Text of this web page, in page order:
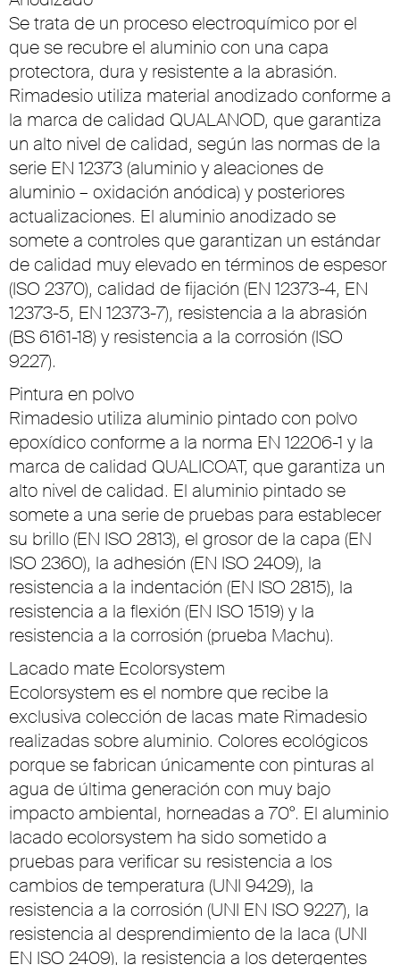
Se trata de un proceso electroquímico por el
que se recubre el aluminio con una capa
protectora, dura y resistente a la abrasión.
Rimadesio utiliza material anodizado conforme a
la marca de calidad QUALANOD, que garantiza
un alto nivel de calidad, según las normas de la
serie EN 12373 (aluminio y aleaciones de
aluminio – oxidación anódica) y posteriores
actualizaciones. El aluminio anodizado se
somete a controles que garantizan un estándar
de calidad muy elevado en términos de espesor
(ISO 2370), calidad de fijación (EN 12373-4, EN
12373-5, EN 12373-7), resistencia a la abrasión
(BS 6161-18) y resistencia a la corrosión (ISO
9227).
Pintura en polvo
Rimadesio utiliza aluminio pintado con polvo
epoxídico conforme a la norma EN 12206-1 y la
marca de calidad QUALICOAT, que garantiza un
alto nivel de calidad. El aluminio pintado se
somete a una serie de pruebas para establecer
su brillo (EN ISO 2813), el grosor de la capa (EN
ISO 2360), la adhesión (EN ISO 2409), la
resistencia a la indentación (EN ISO 2815), la
resistencia a la flexión (EN ISO 1519) y la
resistencia a la corrosión (prueba Machu).
Lacado mate Ecolorsystem
Ecolorsystem es el nombre que recibe la
exclusiva colección de lacas mate Rimadesio
realizadas sobre aluminio. Colores ecológicos
porque se fabrican únicamente con pinturas al
agua de última generación con muy bajo
impacto ambiental, horneadas a 70°. El aluminio
lacado ecolorsystem ha sido sometido a
pruebas para verificar su resistencia a los
cambios de temperatura (UNI 9429), la
resistencia a la corrosión (UNI EN ISO 9227), la
resistencia al desprendimiento de la laca (UNI
EN ISO 2409), la resistencia a los detergentes